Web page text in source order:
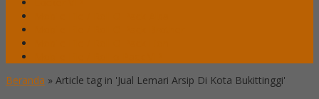
Beranda » Article tag in 'Jual Lemari Arsip Di Kota Bukittinggi'